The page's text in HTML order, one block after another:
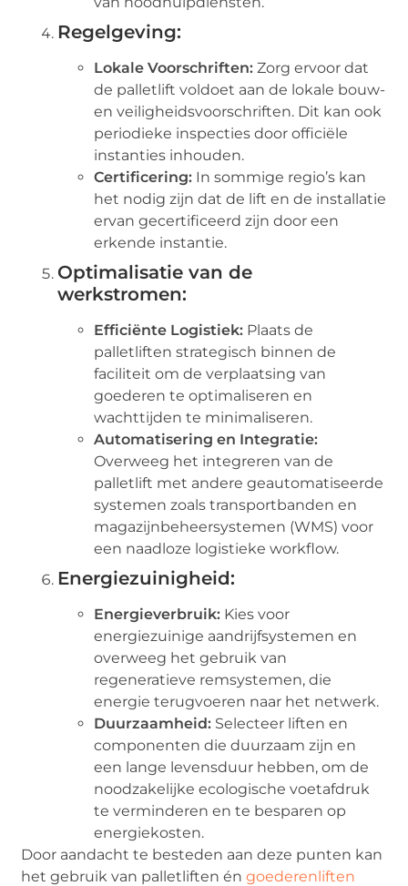
Regelgeving:
Lokale Voorschriften: Zorg ervoor dat
de palletlift voldoet aan de lokale bouw-
en veiligheidsvoorschriften. Dit kan ook
periodieke inspecties door officiële
instanties inhouden.
Certificering: In sommige regio’s kan
het nodig zijn dat de lift en de installatie
ervan gecertificeerd zijn door een
erkende instantie.
Optimalisatie van de
werkstromen:
Efficiënte Logistiek: Plaats de
palletliften strategisch binnen de
faciliteit om de verplaatsing van
goederen te optimaliseren en
wachttijden te minimaliseren.
Automatisering en Integratie:
Overweeg het integreren van de
palletlift met andere geautomatiseerde
systemen zoals transportbanden en
magazijnbeheersystemen (WMS) voor
een naadloze logistieke workflow.
Energiezuinigheid:
Energieverbruik: Kies voor
energiezuinige aandrijfsystemen en
overweeg het gebruik van
regeneratieve remsystemen, die
energie terugvoeren naar het netwerk.
Duurzaamheid: Selecteer liften en
componenten die duurzaam zijn en
een lange levensduur hebben, om de
noodzakelijke ecologische voetafdruk
te verminderen en te besparen op
energiekosten.
Door aandacht te besteden aan deze punten kan
het gebruik van palletliften éngoederenliften